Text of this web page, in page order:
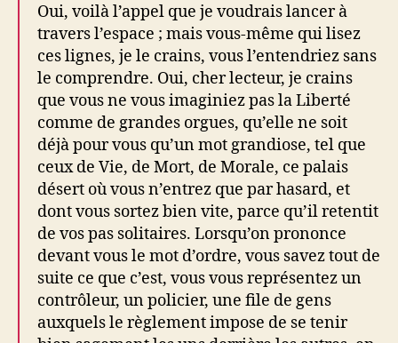
Oui, voilà l’appel que je voudrais lancer à
travers l’espace ; mais vous-même qui lisez
ces lignes, je le crains, vous l’entendriez sans
le comprendre. Oui, cher lecteur, je crains
que vous ne vous imaginiez pas la Liberté
comme de grandes orgues, qu’elle ne soit
déjà pour vous qu’un mot grandiose, tel que
ceux de Vie, de Mort, de Morale, ce palais
désert où vous n’entrez que par hasard, et
dont vous sortez bien vite, parce qu’il retentit
de vos pas solitaires. Lorsqu’on prononce
devant vous le mot d’ordre, vous savez tout de
suite ce que c’est, vous vous représentez un
contrôleur, un policier, une file de gens
auxquels le règlement impose de se tenir